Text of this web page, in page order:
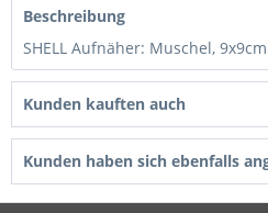
Beschreibung
SHELL Aufnäher: Muschel, 9x9cm
Kunden kauften auch
Kunden haben sich ebenfalls